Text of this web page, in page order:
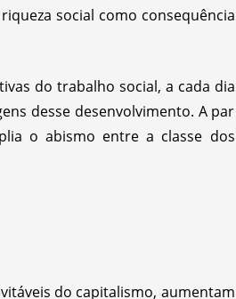
social como consequência
do trabalho social, a cada dia
desse desenvolvimento. A par
o abismo entre a classe dos
do capitalismo, aumentam